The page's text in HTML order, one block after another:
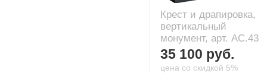
Крест и драпировка,
вертикальный
монумент, арт. AC.43
35 100 руб.
цена со скидкой 5%